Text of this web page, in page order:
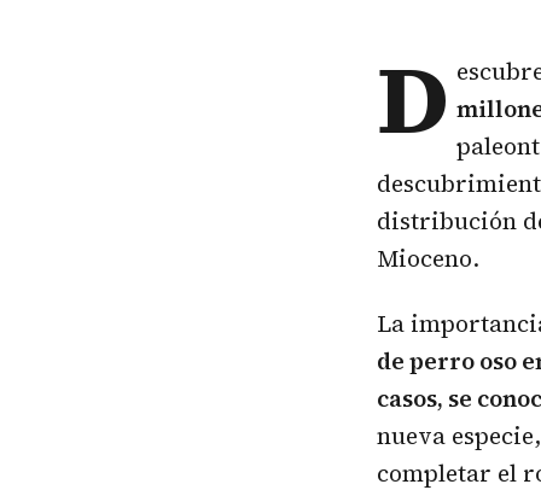
D
distribución
Mioceno.
La
de perro oso
casos, se
nueva
completar el